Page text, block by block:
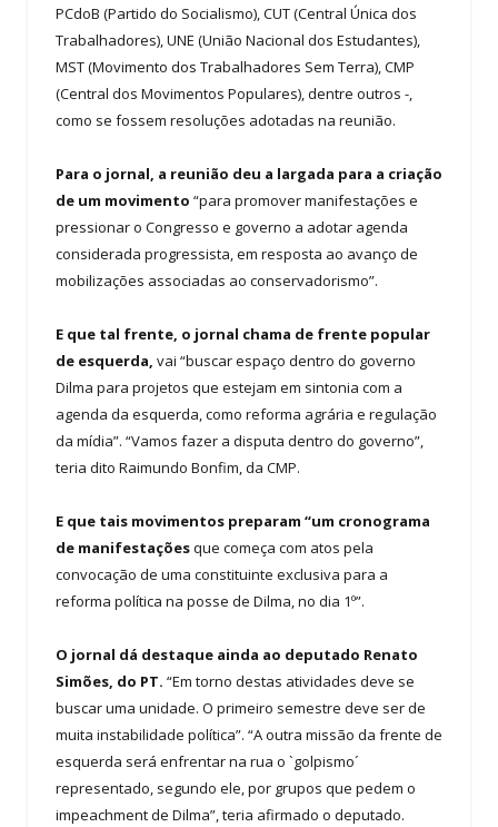
PCdoB (Partido do Socialismo), CUT (Central Única dos
Trabalhadores), UNE (União Nacional dos Estudantes),
MST (Movimento dos Trabalhadores Sem Terra), CMP
(Central dos Movimentos Populares), dentre outros -,
como se fossem resoluções adotadas na reunião.
Para o jornal, a reunião deu a largada para a criação
de um movimento “para promover manifestações e
pressionar o Congresso e governo a adotar agenda
considerada progressista, em resposta ao avanço de
mobilizações associadas ao conservadorismo”.
E que tal frente, o jornal chama de frente popular
de esquerda, vai “buscar espaço dentro do governo
Dilma para projetos que estejam em sintonia com a
agenda da esquerda, como reforma agrária e regulação
da mídia”. “Vamos fazer a disputa dentro do governo”,
teria dito Raimundo Bonfim, da CMP.
E que tais movimentos preparam “um cronograma
de manifestaçõesque começa com atos pela
convocação de uma constituinte exclusiva para a
reforma política na posse de Dilma, no dia 1º”.
O jornal dá destaque ainda ao deputado Renato
Simões, do PT. “Em torno destas atividades deve se
buscar uma unidade. O primeiro semestre deve ser de
muita instabilidade política”. “A outra missão da frente de
esquerda será enfrentar na rua o `golpismo´
representado, segundo ele, por grupos que pedem o
impeachment de Dilma”, teria afirmado o deputado.